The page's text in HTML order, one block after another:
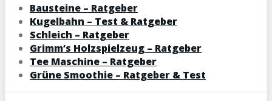
Bausteine – Ratgeber
Kugelbahn – Test & Ratgeber
Schleich – Ratgeber
Grimm’s Holzspielzeug – Ratgeber
Tee Maschine – Ratgeber
Grüne Smoothie – Ratgeber & Test